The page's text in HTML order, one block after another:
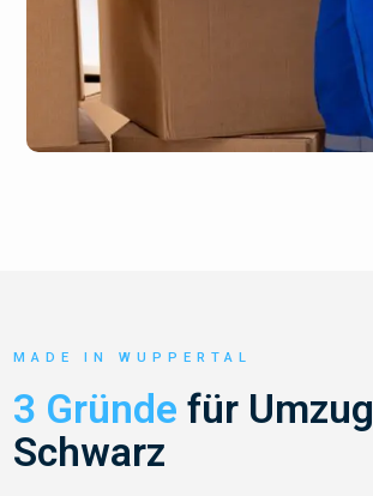
MADE IN WUPPERTAL
3 Gründe für Umzug
Schwarz